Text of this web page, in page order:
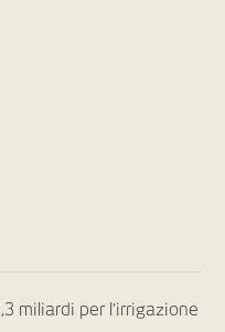
miliardi per l’irrigazione